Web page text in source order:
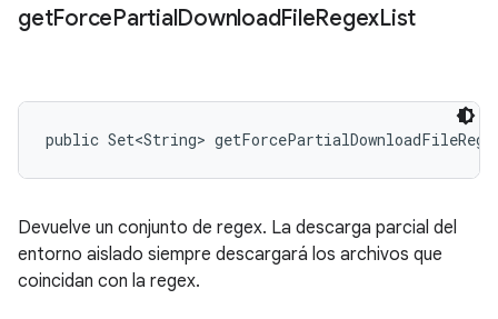
getForcePartialDownloadFileRegexList
public Set<String>
Devuelve un conjunto de regex. La descarga parcial del
entorno aislado siempre descargará los archivos que
coincidan con la regex.